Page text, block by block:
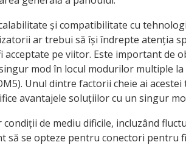
și compatibilitate cu
ar trebui să își îndrepte atenția
acceptate pe viitor. Este important de
mod în locul modurilor multiple
Unul dintre factorii cheie ai acestei
avantajele soluțiilor cu un singur
de mediu dificile, incluzând
să se opteze pentru conectori pentru